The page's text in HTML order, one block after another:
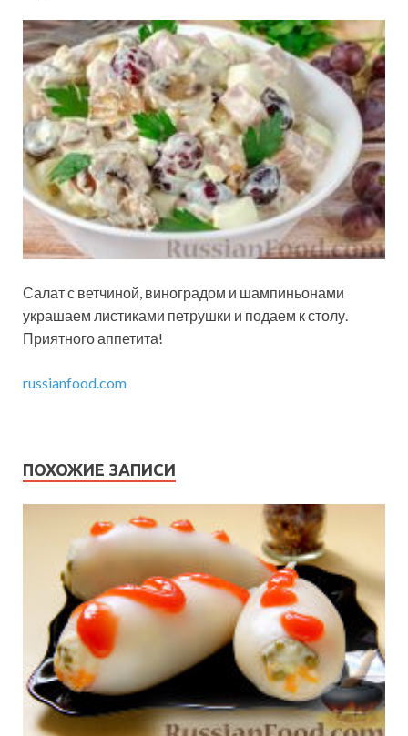
Салат с ветчиной, виноградом и шампиньонами
украшаем листиками петрушки и подаем к столу.
Приятного аппетита!
russianfood.com
ПОХОЖИЕ ЗАПИСИ